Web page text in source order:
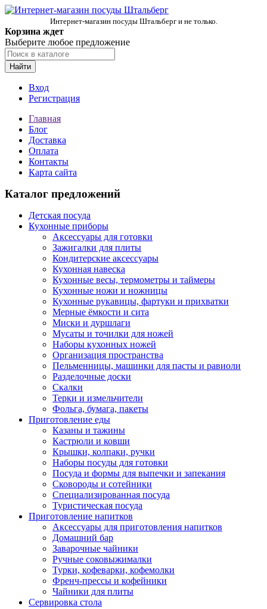
Интернет-магазин посуды Штальберг и не только.
Корзина ждет
Выберите любое предложение
Найти
Вход
Регистрация
Главная
Блог
Доставка
Оплата
Контакты
Карта сайта
Каталог предложений
Детская посуда
Кухонные приборы
Аксессуары для готовки
Зажигалки для плиты
Кондитерские аксессуары
Кухонная навеска
Кухонные весы, термометры и таймеры
Кухонные ножи и ножницы
Кухонные рукавицы, фартуки и прихватки
Мерные ёмкости и сита
Миски и дуршлаги
Мусаты и точилки для ножей
Наборы кухонных ножей
Организация пространства
Пельменницы, машинки для пасты и равиоли
Разделочные доски
Скалки
Терки и измельчители
Фольга, бумага, пакеты
Приготовление еды
Казаны и тажины
Кастрюли и ковши
Крышки, колпаки, ручки
Наборы посуды для готовки
Посуда и формы для выпечки и запекания
Сковороды и сотейники
Специализированная посуда
Туристическая посуда
Приготовление напитков
Аксессуары для приготовления напитков
Домашний бар
Заварочные чайники
Ручные соковыжималки
Турки, кофеварки, кофемолки
Френч-прессы и кофейники
Чайники для плиты
Сервировка стола